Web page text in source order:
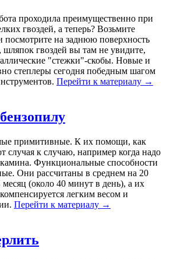
проходила преимущественно при
гвоздей, а теперь? Возьмите
посмотрите на заднюю поверхность
шляпок гвоздей вы там не увидите,
"стежки"-скобы. Новые и
степлеры сегодня победным шагом
Перейти к материалу →
примитивные. К их помощи, как
случая к случаю, например когда надо
камина. Функциональные способности
Они рассчитаны в среднем на 20
месяц (около 40 минут в день), а их
легким весом и
Перейти к материалу →